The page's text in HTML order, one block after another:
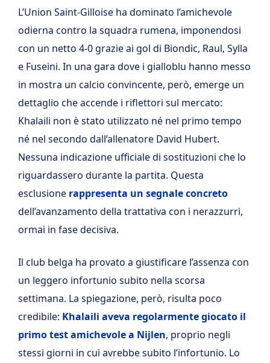
L’Union Saint-Gilloise ha dominato l’amichevole
odierna contro la squadra rumena, imponendosi
con un netto 4-0 grazie ai gol di Biondic, Raul, Sylla
e Fuseini. In una gara dove i gialloblu hanno messo
in mostra un calcio convincente, però, emerge un
dettaglio che accende i riflettori sul mercato:
Khalaili non è stato utilizzato né nel primo tempo
né nel secondo dall’allenatore David Hubert.
Nessuna indicazione ufficiale di sostituzioni che lo
riguardassero durante la partita. Questa
esclusione rappresenta un segnale concreto
dell’avanzamento della trattativa con i nerazzurri,
ormai in fase decisiva.
Il club belga ha provato a giustificare l’assenza con
un leggero infortunio subito nella scorsa
settimana. La spiegazione, però, risulta poco
credibile: Khalaili aveva regolarmente giocato il
primo test amichevole a Nijlen, proprio negli
stessi giorni in cui avrebbe subito l’infortunio. Lo